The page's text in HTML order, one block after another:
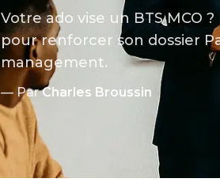
Votre ado vise un BTS MCO
pour renforcer son dossier
management.
— ParCharles Broussin